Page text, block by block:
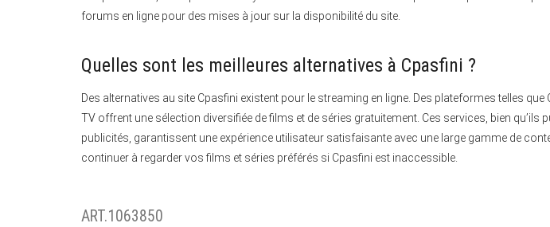
forums en ligne pour des mises à jour sur la disponibilité du site.
Quelles sont les meilleures alternatives à Cpasfini ?
Des alternatives au site Cpasfini existent pour le streaming en ligne. Des plateformes telles que
TV offrent une sélection diversifiée de films et de séries gratuitement. Ces services, bien qu’ils
publicités, garantissent une expérience utilisateur satisfaisante avec une large gamme de
continuer à regarder vos films et séries préférés si Cpasfini est inaccessible.
ART.1063850